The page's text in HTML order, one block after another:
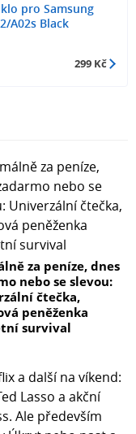
pro Samsung
A02s Black
299 Kč
za peníze, dnes
nebo se slevou:
čtečka,
peněženka
survival